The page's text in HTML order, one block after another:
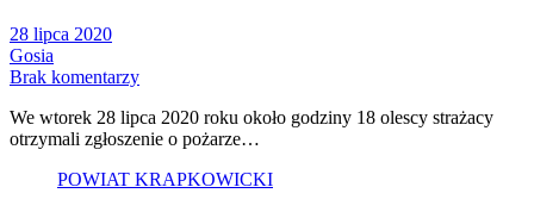
28 lipca 2020
Gosia
Brak komentarzy
We wtorek 28 lipca 2020 roku około godziny 18 olescy strażacy
otrzymali zgłoszenie o pożarze…
POWIAT KRAPKOWICKI